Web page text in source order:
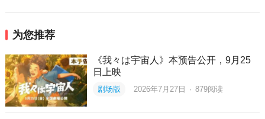
为您推荐
《我々は宇宙人》本预告公开，9月25
日上映
剧场版 2026年7月27日 · 879阅读